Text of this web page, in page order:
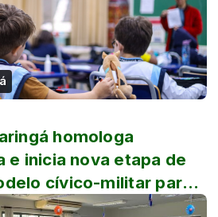
homologa
e inicia nova etapa de
cívico-militar para